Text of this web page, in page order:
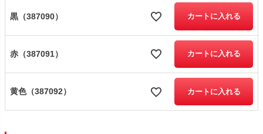
黒（387090） カートに入れる
赤（387091） カートに入れる
黄色（387092） カートに入れる